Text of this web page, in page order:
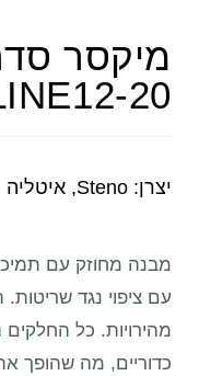
מיקסר
20
יצרן: Steno, איטליה
מבנה מחוזק עם
עם ציפוי נגד
מהירויות. כל
כדוריים, מה שהופך